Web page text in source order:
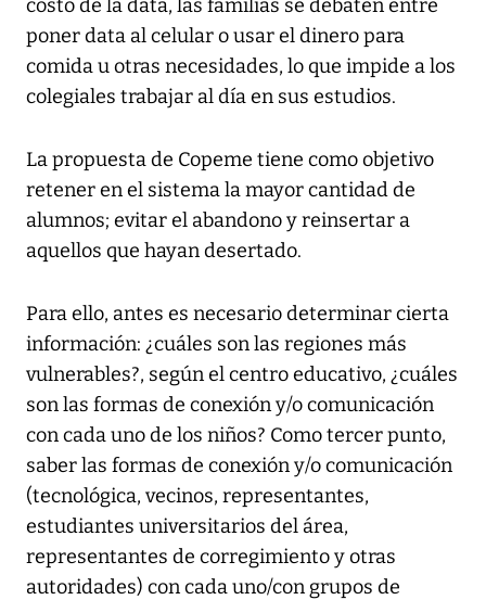
costo de la data, las familias se debaten entre
poner data al celular o usar el dinero para
comida u otras necesidades, lo que impide a los
colegiales trabajar al día en sus estudios.
La propuesta de Copeme tiene como objetivo
retener en el sistema la mayor cantidad de
alumnos; evitar el abandono y reinsertar a
aquellos que hayan desertado.
Para ello, antes es necesario determinar cierta
información: ¿cuáles son las regiones más
vulnerables?, según el centro educativo, ¿cuáles
son las formas de conexión y/o comunicación
con cada uno de los niños? Como tercer punto,
saber las formas de conexión y/o comunicación
(tecnológica, vecinos, representantes,
estudiantes universitarios del área,
representantes de corregimiento y otras
autoridades) con cada uno/con grupos de